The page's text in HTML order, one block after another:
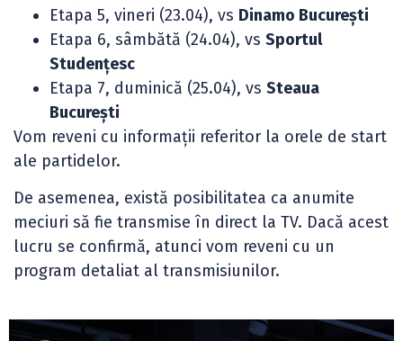
Etapa 5, vineri (23.04), vs Dinamo București
Etapa 6, sâmbătă (24.04), vs Sportul
Studențesc
Etapa 7, duminică (25.04), vs Steaua
București
Vom reveni cu informații referitor la orele de start
ale partidelor.
De asemenea, există posibilitatea ca anumite
meciuri să fie transmise în direct la TV. Dacă acest
lucru se confirmă, atunci vom reveni cu un
program detaliat al transmisiunilor.